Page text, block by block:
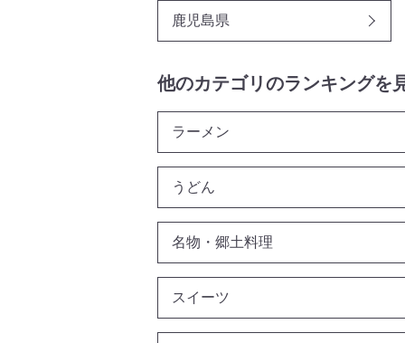
鹿児島県
他のカテゴリのランキングを
ラーメン
うどん
名物・郷土料理
スイーツ